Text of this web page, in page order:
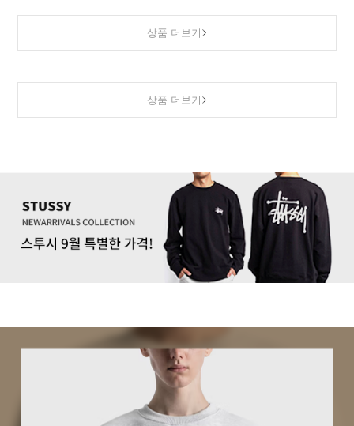
상품 더보기
상품 더보기